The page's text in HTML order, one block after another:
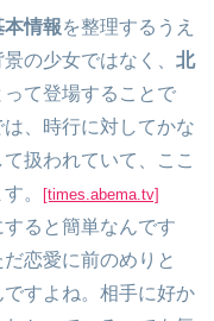
情報を整理するうえ
の少女ではなく、 北
って登場することで
、時行に対してかな
扱われていて、ここ
。
[times.abema.tv]
ると簡単なんです
恋愛に前のめりと
すよね。相手に好か